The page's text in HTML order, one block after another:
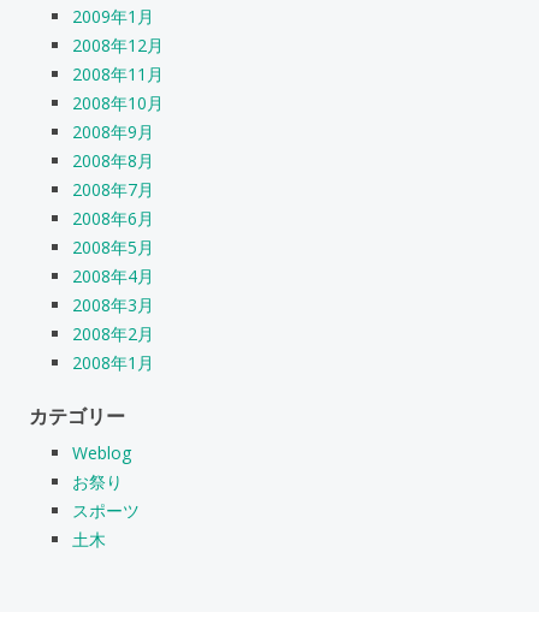
2009年1月
2008年12月
2008年11月
2008年10月
2008年9月
2008年8月
2008年7月
2008年6月
2008年5月
2008年4月
2008年3月
2008年2月
2008年1月
カテゴリー
Weblog
お祭り
スポーツ
土木